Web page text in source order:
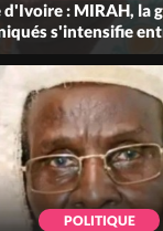
d'Ivoire : MIRAH, la
s'intensifie
POLITIQUE